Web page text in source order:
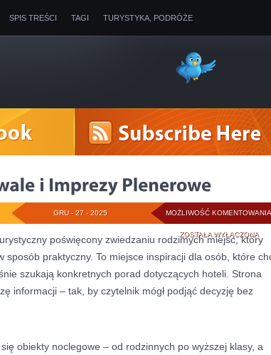
SPIS TREŚCI TAGI TURYSTYKA, PODRÓŻE
MOŻLIWOŚĆ KOMENTOWANIA
ZOSTAŁA WYŁĄCZONA
GRU - 27 - 2025
poświęcony zwiedzaniu rodzimych miejsc, który
sposób praktyczny. To miejsce inspiracji dla osób, które
szukają konkretnych porad dotyczących hoteli. Strona
informacji – tak, by czytelnik mógł podjąć decyzję bez
obiekty noclegowe – od rodzinnych po wyższej klasy, a